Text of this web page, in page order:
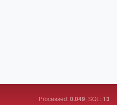
Processed:0.049, SQL: 13